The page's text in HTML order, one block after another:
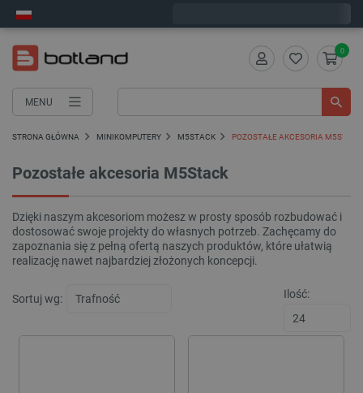
MENU
0
STRONA GŁÓWNA MINIKOMPUTERY M5STACK POZOSTAŁE AKCESORIA M5STACK
Pozostałe akcesoria M5Stack
Dzięki naszym akcesoriom możesz w prosty sposób rozbudować i
dostosować swoje projekty do własnych potrzeb. Zachęcamy do
zapoznania się z pełną ofertą naszych produktów, które ułatwią
realizację nawet najbardziej złożonych koncepcji.
Sortuj wg: Ilość: